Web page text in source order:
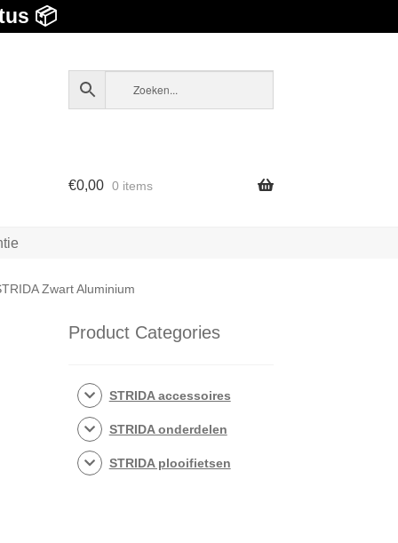
📦
€0,00 0 items
Zwart Aluminium
Product Categories
STRIDA accessoires
STRIDA onderdelen
STRIDA plooifietsen